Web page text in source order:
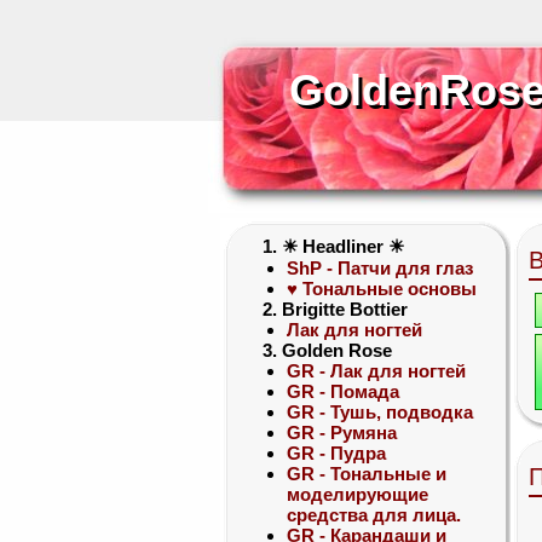
1. ☀ Headliner ☀
ShP - Патчи для глаз
♥ Тональные основы
2. Brigitte Bottier
Лак для ногтей
3. Golden Rose
GR - Лак для ногтей
GR - Помада
GR - Тушь, подводка
GR - Румяна
GR - Пудра
GR - Тональные и
моделирующие
средства для лица.
GR - Карандаши и